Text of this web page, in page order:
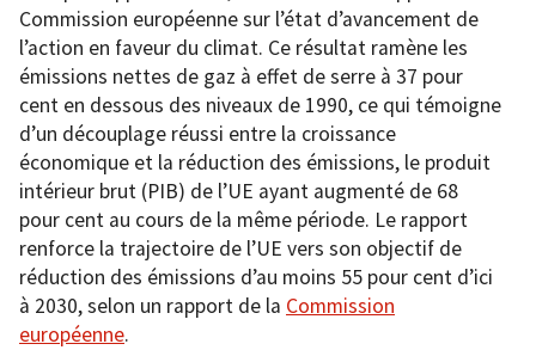
Commission européenne sur l’état d’avancement de
l’action en faveur du climat. Ce résultat ramène les
émissions nettes de gaz à effet de serre à 37 pour
cent en dessous des niveaux de 1990, ce qui témoigne
d’un découplage réussi entre la croissance
économique et la réduction des émissions, le produit
intérieur brut (PIB) de l’UE ayant augmenté de 68
pour cent au cours de la même période. Le rapport
renforce la trajectoire de l’UE vers son objectif de
réduction des émissions d’au moins 55 pour cent d’ici
à 2030, selon un rapport de la Commission
européenne.